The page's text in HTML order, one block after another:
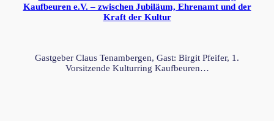
Kaufbeuren e.V. – zwischen Jubiläum, Ehrenamt und der
Kraft der Kultur
Gastgeber Claus Tenambergen, Gast: Birgit Pfeifer, 1.
Vorsitzende Kulturring Kaufbeuren…